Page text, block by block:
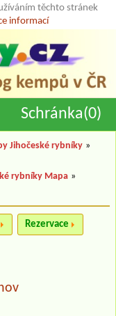
těchto stránek
informací
Schránka(0)
Jihočeské rybníky »
rybníky Mapa »
Rezervace